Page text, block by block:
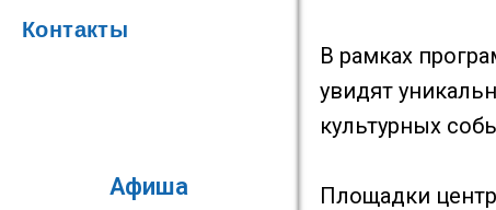
Контакты
Афиша
В рамках
увидят
культурных
Площадки